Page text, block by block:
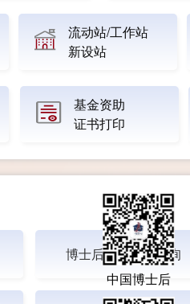
流动站/工作站
新设站
基金资助
证书打印
博士后招收专业查询
中国博士后